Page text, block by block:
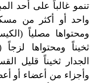
تنمو غالباً على أحد
واحد أو أكثر من
ومحتواها مصلياً
ثخيناً ومحتواها
الجدار ثخيناً قليل
وأجزاء من أعضاء أو